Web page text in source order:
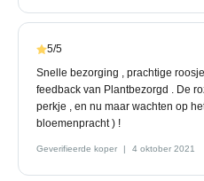
5/5
Snelle bezorging , prachtige
feedback van Plantbezorgd . De
perkje , en nu maar wachten op
bloemenpracht ) !
Geverifieerde koper 4 oktober 2021